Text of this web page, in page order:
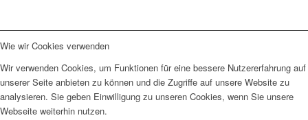
Wie wir Cookies verwenden
Wir verwenden Cookies, um Funktionen für eine bessere Nutzererfahrung auf
unserer Seite anbieten zu können und die Zugriffe auf unsere Website zu
analysieren. Sie geben Einwilligung zu unseren Cookies, wenn Sie unsere
Webseite weiterhin nutzen.